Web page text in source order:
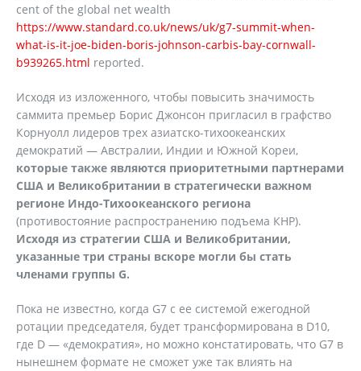
cent of the global net wealth
https://www.standard.co.uk/news/uk/g7-summit-when-
what-is-it-joe-biden-boris-johnson-carbis-bay-cornwall-
b939265.html reported.
Исходя из изложенного, чтобы повысить значимость
саммита премьер Борис Джонсон пригласил в графство
Корнуолл лидеров трех азиатско-тихоокеанских
демократий — Австралии, Индии и Южной Кореи,
которые также являются приоритетными партнерами
США и Великобритании в стратегически важном
регионе Индо-Тихоокеанского региона
(противостояние распространению подъема КНР).
Исходя из стратегии США и Великобритании,
указанные три страны вскоре могли бы стать
членами группы G.
Пока не известно, когда G7 с ее системой ежегодной
ротации председателя, будет трансформирована в D10,
где D — «демократия», но можно констатировать, что G7 в
нынешнем формате не сможет уже так влиять на